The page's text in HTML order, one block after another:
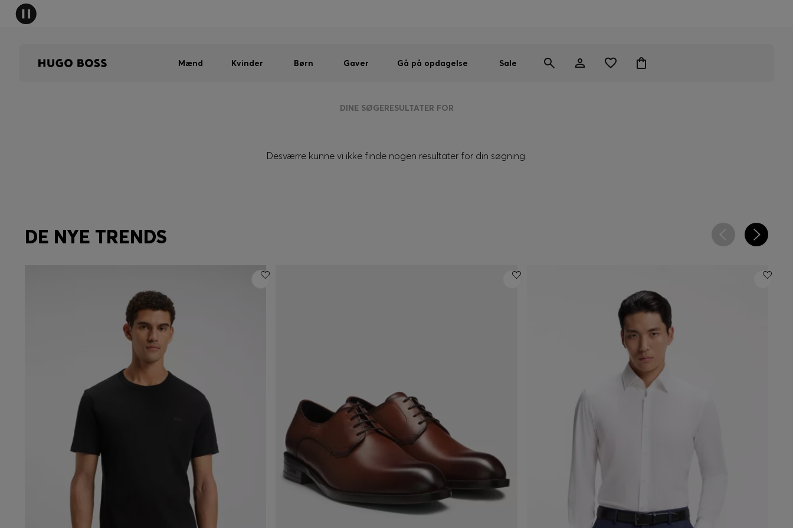
Mænd Kvinder Børn Gaver Gå på opdagelse Sale
DINE SØGERESULTATER FOR
Desværre kunne vi ikke finde nogen resultater for din søgning.
DE NYE TRENDS